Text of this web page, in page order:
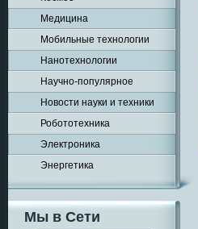
Медицина
Мобильные технологии
Нанотехнологии
Научно-популярное
Новости науки и техники
Робототехника
Электроника
Энергетика
Мы в Сети